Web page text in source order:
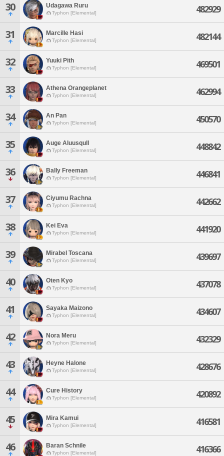
30 Udagawa Ruru
Typhon [Elemental] 482929
31 Marcille Hasi
Typhon [Elemental] 482144
32 Yuuki Pith
Typhon [Elemental] 469501
33 Athena Orangeplanet
Typhon [Elemental] 462994
34 An Pan
Typhon [Elemental] 450570
35 Auge Aluusqull
Typhon [Elemental] 448842
36 Bally Freeman
Typhon [Elemental] 446841
37 Ciyumu Rachna
Typhon [Elemental] 442662
38 Kei Eva
Typhon [Elemental] 441920
39 Mirabel Toscana
Typhon [Elemental] 439697
40 Oten Kyo
Typhon [Elemental] 437078
41 Sayaka Maizono
Typhon [Elemental] 434607
42 Nora Meru
Typhon [Elemental] 432329
43 Heyne Halone
Typhon [Elemental] 428676
44 Cure History
Typhon [Elemental] 420892
45 Mira Kamui
Typhon [Elemental] 416581
46 Baran Schnile
Typhon [Elemental] 416366